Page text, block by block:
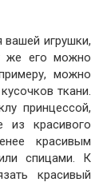
игрушки,
же его можно
можно
ткани.
принцессой,
из красивого
красивым
спицами. К
красивый